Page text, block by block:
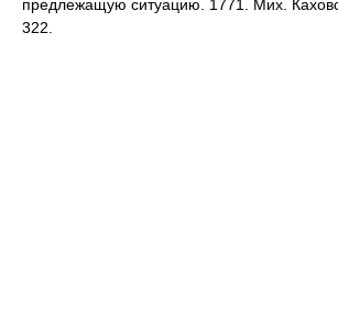
предлежащую ситуацию. 1771. Мих.
322.